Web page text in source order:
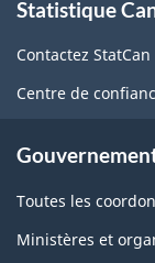
propos
de
ce
Statistique
Contactez StatCan
Centre de
Toutes les
Ministères et